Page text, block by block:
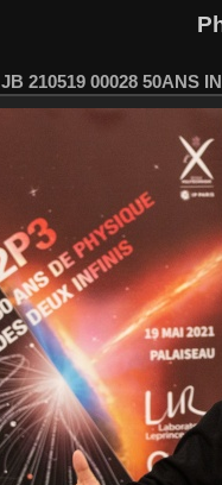
JB 210519 00028 50ANS